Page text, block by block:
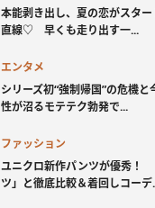
本能剥き出し、夏の恋がスタ
直線♡ 早くも走り出す一...
エンタメ
シリーズ初“強制帰国”の危機
性が沼るモテテク勃発で...
ファッション
ユニクロ新作パンツが優秀！
ツ」と徹底比較＆着回しコーデ